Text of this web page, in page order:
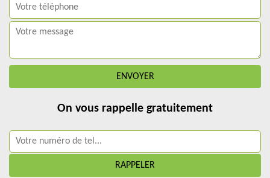
On vous rappelle gratuitement